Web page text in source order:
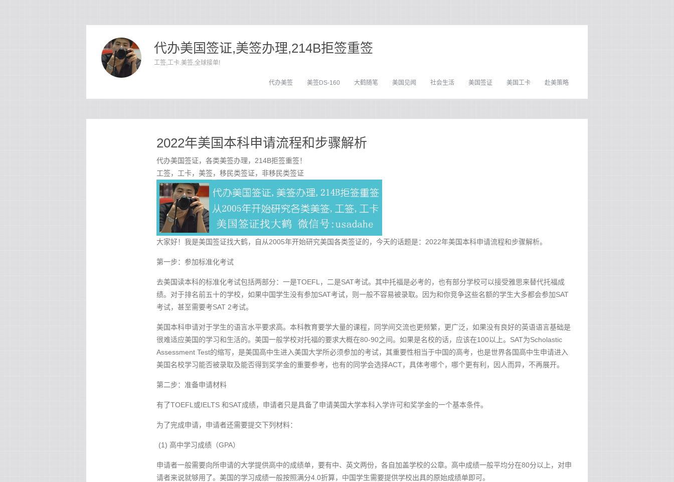
代办美国签证,美签办理,214B拒签重签
工签,工卡.美签,全球接单!
赴美策略
美国工卡
美国签证
社会生活
美国见闻
大鹤随笔
美签DS-160
代办美签
2022年美国本科申请流程和步骤解析
代办美国签证，各类美签办理，214B拒签重签！
工签，工卡，美签，移民类签证，非移民类签证
大家好！我是美国签证找大鹤，自从2005年开始研究美国各类签证的，今天的话题是：2022年美国本科申请流程和步骤解析。
第一步：参加标准化考试
去美国读本科的标准化考试包括两部分：一是TOEFL，二是SAT考试。其中托福是必考的，也有部分学校可以接受雅思来替代托福成
绩。对于排名前五十的学校，如果中国学生没有参加SAT考试，则一般不容易被录取。因为和你竞争这些名额的学生大多都会参加SAT
考试，甚至需要考SAT 2考试。
美国本科申请对于学生的语言水平要求高。本科教育要学大量的课程，同学间交流也更频繁，更广泛，如果没有良好的英语语言基础是
很难适应美国的学习和生活的。美国一般学校对托福的要求大概在80-90之间。如果是名校的话，应该在100以上。SAT为Scholastic
Assessment Test的缩写，是美国高中生进入美国大学所必须参加的考试，其重要性相当于中国的高考，也是世界各国高中生申请进入
美国名校学习能否被录取及能否得到奖学金的重要参考，也有的同学会选择ACT，具体考哪个，哪个更有利，因人而异，不再展开。
第二步：准备申请材料
有了TOEFL或IELTS 和SAT成绩，申请者只是具备了申请美国大学本科入学许可和奖学金的一个基本条件。
为了完成申请，申请者还需要提交下列材料：
(1) 高中学习成绩（GPA）
申请者一般需要向所申请的大学提供高中的成绩单，要有中、英文两份，各自加盖学校的公章。高中成绩一般平均分在80分以上，对申
请者来说就够用了。美国的学习成绩一般按照满分4.0折算，中国学生需要提供学校出具的原始成绩单即可。